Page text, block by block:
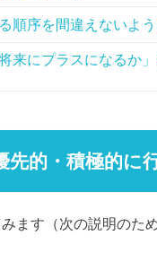
順序を間違えないよう
来にプラスになるか
的・積極的に
ます（次の説明のた